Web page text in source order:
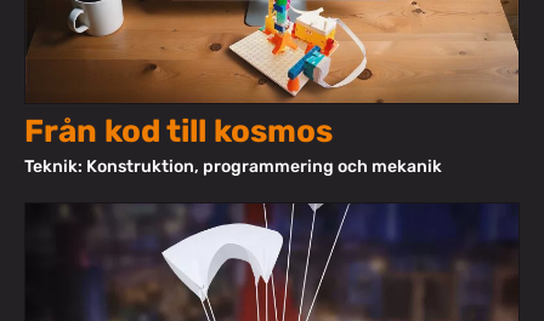
Från kod till kosmos
Teknik: Konstruktion, programmering och mekanik